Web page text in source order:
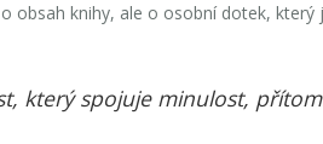
knihy, ale o osobní dotek, který
který spojuje minulost,